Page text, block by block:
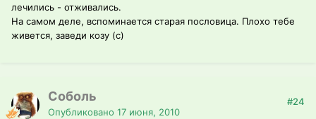
лечились - отживались.
На самом деле, вспоминается старая пословица. Плохо тебе
живется, заведи козу (с)
Соболь
Опубликовано 17 июня, 2010
#24